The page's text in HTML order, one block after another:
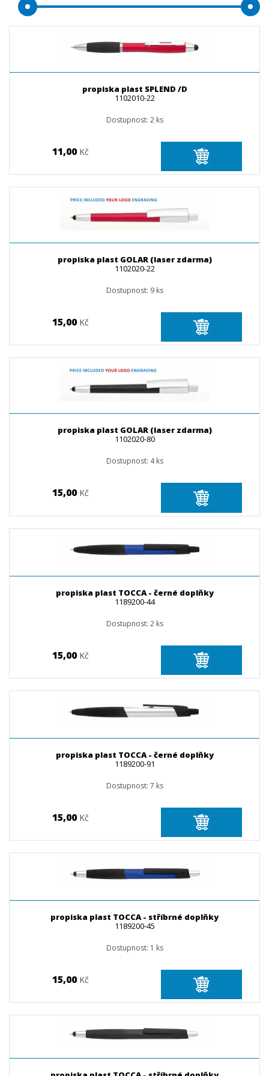
propiska plast SPLEND /D
1102010-22
Dostupnost: 2ks
11,00 Kč
propiska plast GOLAR (laser zdarma)
1102020-22
Dostupnost: 9ks
15,00 Kč
propiska plast GOLAR (laser zdarma)
1102020-80
Dostupnost: 4ks
15,00 Kč
propiska plast TOCCA - černé doplňky
1189200-44
Dostupnost: 2ks
15,00 Kč
propiska plast TOCCA - černé doplňky
1189200-91
Dostupnost: 7 ks
15,00 Kč
propiska plast TOCCA - stříbrné doplňky
1189200-45
Dostupnost: 1 ks
15,00 Kč